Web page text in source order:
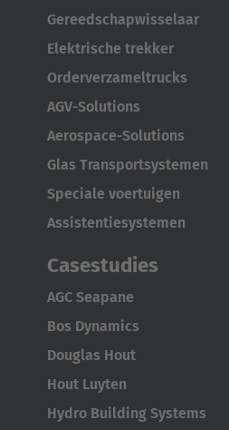
AMERICA
Brasil
Português
United States
English
ASIA/PACIFIC
Australia
English
Japan
Japanese
Gereedschapwisselaar
Elektrische trekker
Orderverzameltrucks
AGV-Solutions
Aerospace-Solutions
Glas Transportsystemen
Speciale voertuigen
Assistentiesystemen
Casestudies
AGC Seapane
Bos Dynamics
Douglas Hout
Hout Luyten
Hydro Building Systems